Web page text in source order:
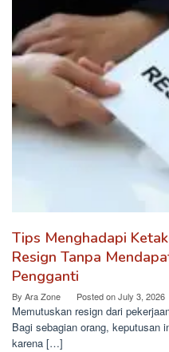
Tips Menghadapi
Resign Tanpa
Pengganti
By Ara Zone Posted onJuly 3, 2026
Memutuskan resign dari
Bagi sebagian orang, keputusan
karena […]